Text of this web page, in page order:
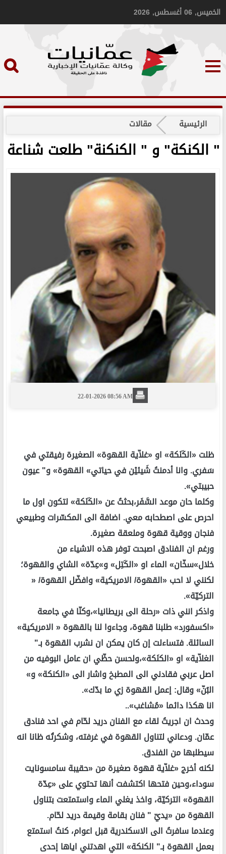
الخميس, 06 أغسطس, 2026
الرئيسية مقالات
" الكنكة" و " الكنكنة" طلعت شناعة
22-01-2026 08:56 AM
ظلت «الكَنَكة» او «غلاّية القهوة» الصغيرة رفيقتي في
سَفري. وانا أدمنتُ شَيئيْن في حياتي» القهوة» و" عيون
حبيبتي».
وكلما حان موعد السَّفَر،بحثتُ عن «الكَنَكة» لتكون اول ما
احرص على اصطحابه معي. اضافة الى المكسّرات وطبيعي
فنجان ووقية قهوة وملعقة صغيرة.
ورغم ان الفنادق اصبحت توفر هذه الاشياء من
خلال»سخّان» الماء او «الكَتِل» و»عِدّة» الشاي والقهوة؛
لكنني لا احب «القهوة/ الامريكية» وافضّل القهوة/ «
التركيّة».
واذكر انني ذات «رحلة الى بريطانيا»،وكنّا في جامعة
«اكسفورد» طلبنا قهوة، وجاءوا لنا بالقهوة « الامريكية»
السائلة. فتساءلت إن كان يمكن ان نشرب القهوة بـ"
الغلاّية» او «الكنَكة»،ولحسن حظّي ان عامل البوفيه من
اصل عربي فقادني الى المطبخ واشار الى «الكنكة» و»
البُنّ» وقال: إعمل القهوة زي ما بدّك».
انا هكذا دائما «مُشاغب»..
وحدث ان اجريتُ لقاء مع الفنان دريد لحّام في احد فنادق
عمّان. ودعاني لتناول القهوة في غرفته، وشكرتُه ظانا انه
سيطلبها من الفندق.
لكنه أخرج «غلاّية قهوة صغيرة من «حقيبة سامسونايت
سوداء،وحين فتحها اكتشفت أنها تحتوي على «عِدّة
القهوة» التركيّة، واخذ يغلي الماء واستمتعت بتناول
القهوة من «يديّ " فنان بقامة وقيمة دريد لحّام.
وعندما سافرتُ الى الاسكندرية قبل اعوام، كنتُ استمتع
بعمل القهوة بـ" الكنكة» التي اهدتني اياها إحدى